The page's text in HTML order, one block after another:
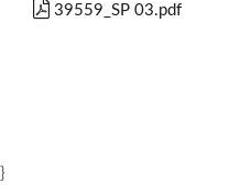
39559_SP 03.pdf
}